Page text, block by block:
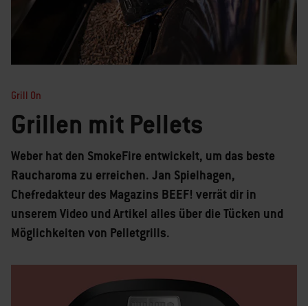
Grill On
Grillen mit Pellets
Weber hat den SmokeFire entwickelt, um das beste
Raucharoma zu erreichen. Jan Spielhagen,
Chefredakteur des Magazins BEEF! verrät dir in
unserem Video und Artikel alles über die Tücken und
Möglichkeiten von Pelletgrills.